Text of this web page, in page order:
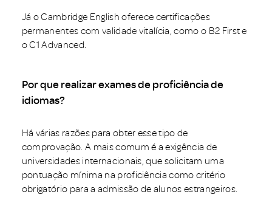
Já o Cambridge English oferece certificações
permanentes com validade vitalícia, como o B2 First e
o C1 Advanced.
Por que realizar exames de proficiência de
idiomas?
Há várias razões para obter esse tipo de
comprovação. A mais comum é a exigência de
universidades internacionais, que solicitam uma
pontuação mínima na proficiência como critério
obrigatório para a admissão de alunos estrangeiros.